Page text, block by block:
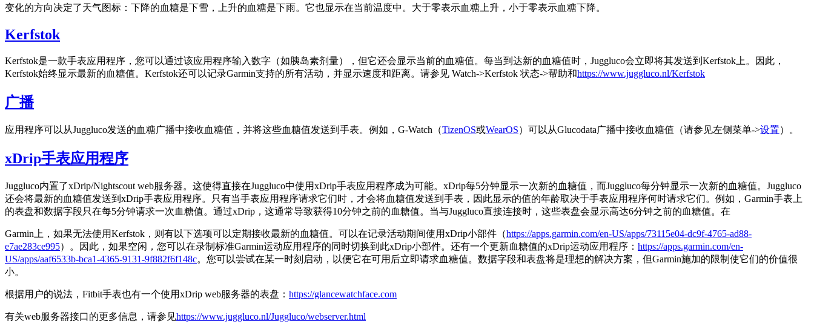
变化的方向决定了天气图标：下降的血糖是下雪，上升的血糖是下雨。它也显示在当前温度中。大于零表示血糖上升，小于零表示血糖下降。
Kerfstok
Kerfstok是一款手表应用程序，您可以通过该应用程序输入数字（如胰岛素剂量），但它还会显示当前的血糖值。每当到达新的血糖值时，Juggluco会立即将其发送到Kerfstok上。因此，
Kerfstok始终显示最新的血糖值。Kerfstok还可以记录Garmin支持的所有活动，并显示速度和距离。请参见 Watch->Kerfstok 状态->帮助和https://www.juggluco.nl/Kerfstok
广播
应用程序可以从Juggluco发送的血糖广播中接收血糖值，并将这些血糖值发送到手表。例如，G-Watch（TizenOS或WearOS）可以从Glucodata广播中接收血糖值（请参见左侧菜单->设置）。
xDrip手表应用程序
Juggluco内置了xDrip/Nightscout web服务器。这使得直接在Juggluco中使用xDrip手表应用程序成为可能。xDrip每5分钟显示一次新的血糖值，而Juggluco每分钟显示一次新的血糖值。Juggluco
还会将最新的血糖值发送到xDrip手表应用程序。只有当手表应用程序请求它们时，才会将血糖值发送到手表，因此显示的值的年龄取决于手表应用程序何时请求它们。例如，Garmin手表上
的表盘和数据字段只在每5分钟请求一次血糖值。通过xDrip，这通常导致获得10分钟之前的血糖值。当与Juggluco直接连接时，这些表盘会显示高达6分钟之前的血糖值。在
Garmin上，如果无法使用Kerfstok，则有以下选项可以定期接收最新的血糖值。可以在记录活动期间使用xDrip小部件（https://apps.garmin.com/en-US/apps/73115e04-dc9f-4765-ad88-
e7ae283ce995）。因此，如果空闲，您可以在录制标准Garmin运动应用程序的同时切换到此xDrip小部件。还有一个更新血糖值的xDrip运动应用程序： https://apps.garmin.com/en-
US/apps/aaf6533b-bca1-4365-9131-9f882f6f148c。您可以尝试在某一时刻启动，以便它在可用后立即请求血糖值。数据字段和表盘将是理想的解决方案，但Garmin施加的限制使它们的价值很
小。
根据用户的说法，Fitbit手表也有一个使用xDrip web服务器的表盘： https://glancewatchface.com
有关web服务器接口的更多信息，请参见https://www.juggluco.nl/Juggluco/webserver.html